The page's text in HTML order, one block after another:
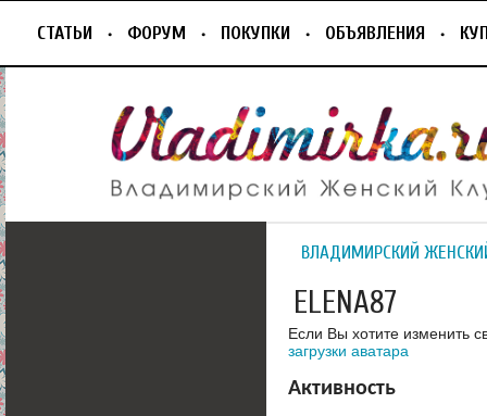
СТАТЬИ ФОРУМ ПОКУПКИ ОБЪЯВЛЕНИЯ
ВЛАДИМИРСКИЙ
ELENA87
Если Вы хотите изменить
загрузки аватара
Активность